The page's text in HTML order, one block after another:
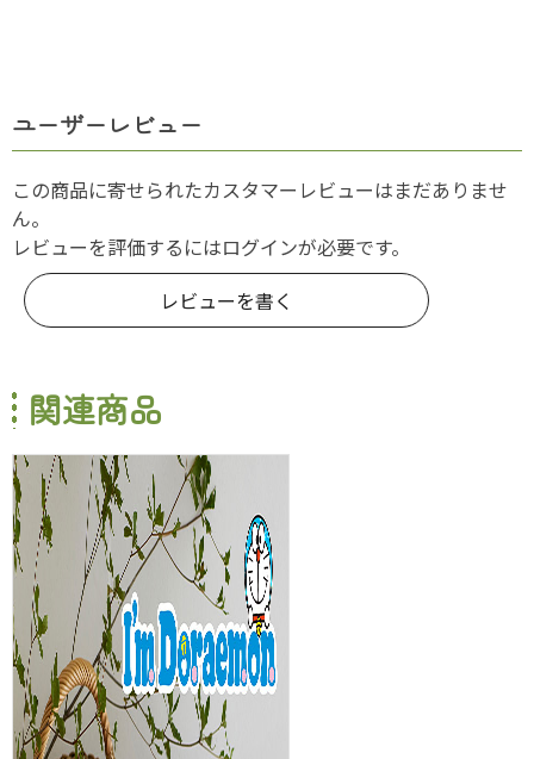
ユーザーレビュー
この商品に寄せられたカスタマーレビューはまだありませ
ん。
レビューを評価するにはログインが必要です。
レビューを書く
関連商品